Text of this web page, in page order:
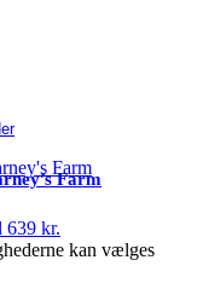
Farm
639 kr.
kan vælges